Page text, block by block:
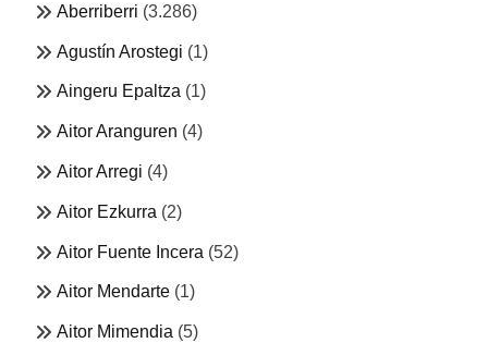
Aberriberri (3.286)
Agustín Arostegi (1)
Aingeru Epaltza (1)
Aitor Aranguren (4)
Aitor Arregi (4)
Aitor Ezkurra (2)
Aitor Fuente Incera (52)
Aitor Mendarte (1)
Aitor Mimendia (5)